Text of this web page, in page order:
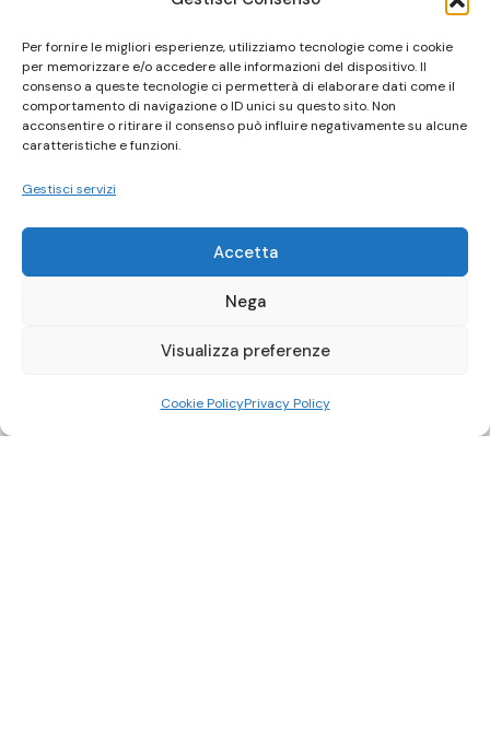
Per fornire le migliori esperienze, utilizziamo tecnologie come i cookie
per memorizzare e/o accedere alle informazioni del dispositivo. Il
consenso a queste tecnologie ci permetterà di elaborare dati come il
comportamento di navigazione o ID unici su questo sito. Non
acconsentire o ritirare il consenso può influire negativamente su alcune
caratteristiche e funzioni.
Gestisci servizi
Accetta
Nega
Visualizza preferenze
Cookie PolicyPrivacy Policy